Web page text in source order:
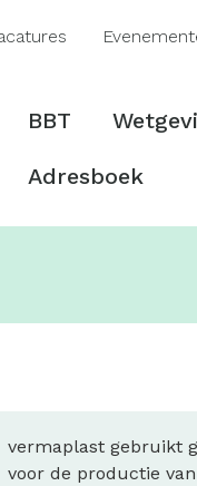
BBT
Adresboek
vermaplast gebruikt
voor de productie